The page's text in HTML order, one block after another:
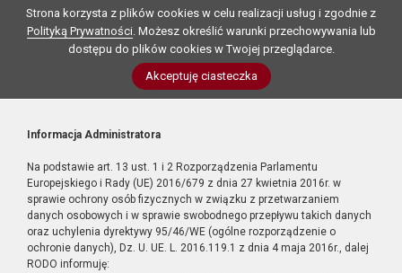
Strona korzysta z plików cookies w celu realizacji usług i zgodnie z
Polityką Prywatności. Możesz określić warunki przechowywania lub
dostępu do plików cookies w Twojej przeglądarce.
Akceptuję ciasteczka
Informacja Administratora
Na podstawie art. 13 ust. 1 i 2 Rozporządzenia Parlamentu
Europejskiego i Rady (UE) 2016/679 z dnia 27 kwietnia 2016r. w
sprawie ochrony osób fizycznych w związku z przetwarzaniem
danych osobowych i w sprawie swobodnego przepływu takich danych
oraz uchylenia dyrektywy 95/46/WE (ogólne rozporządzenie o
ochronie danych), Dz. U. UE. L. 2016.119.1 z dnia 4 maja 2016r., dalej
RODO informuję: